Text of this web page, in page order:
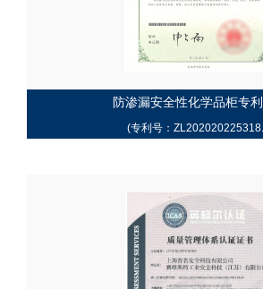
防渗漏安全性化学品柜专
(专利号：